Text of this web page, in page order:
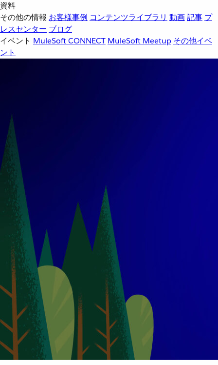
資料
その他の情報 お客様事例 コンテンツライブラリ 動画記事 プ
レスセンター ブログ
イベント MuleSoft CONNECT MuleSoft Meetup その他イベ
ント